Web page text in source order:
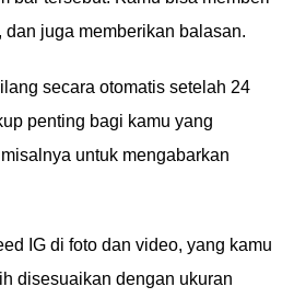
dan juga memberikan balasan.
secara otomatis setelah 24
penting bagi kamu yang
untuk mengabarkan
IG di foto dan video, yang kamu
disesuaikan dengan ukuran